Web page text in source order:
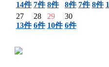
14件 7件 8件
8件 7件 8件
27
13件
28
6件
29
10件
30
6件